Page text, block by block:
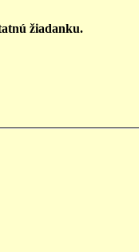
žiadanku.